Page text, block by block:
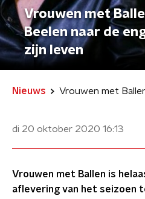
Vrouwen met
Beelen naar de
zijn leven
Nieuws
di 20 oktober 2020 16:13
Vrouwen met Ballen is
aflevering van het seizoen